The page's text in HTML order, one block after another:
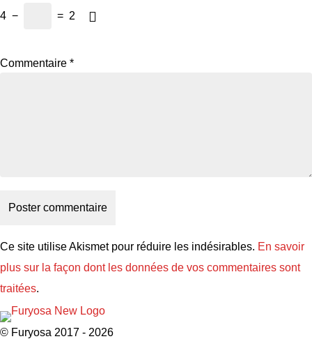
4 − = 2
Commentaire *
Ce site utilise Akismet pour réduire les indésirables. En savoir
plus sur la façon dont les données de vos commentaires sont
traitées.
© Furyosa 2017 - 2026